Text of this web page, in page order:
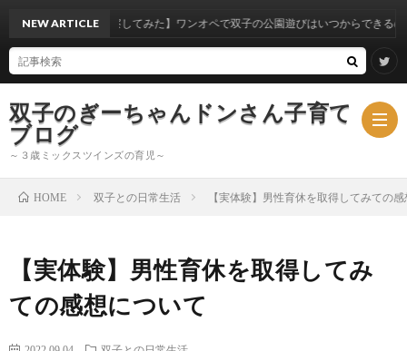
双子のぎーちゃんドンさん子育て
ブログ
～３歳ミックスツインズの育児～
NEW ARTICLE
体験から考察してみた】ワンオペで双子の公園遊びはいつからできるのか？
HOME 双子との日常生活 【実体験】男性育休を取得してみての
【実体験】男性育休を取得してみ
ての感想について